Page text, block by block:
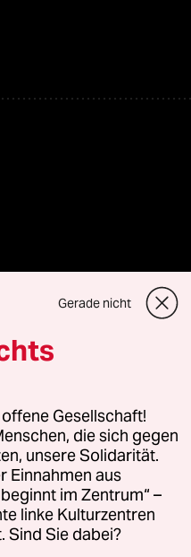
GmbH
Fragen oder für Genehmigungen
Richtlinien
Impressum AGB
Gerade nicht
Gesellschaft!
die sich gegen
unsere Solidarität.
Einnahmen aus
im Zentrum“ –
linke Kulturzentren
Sind Sie dabei?